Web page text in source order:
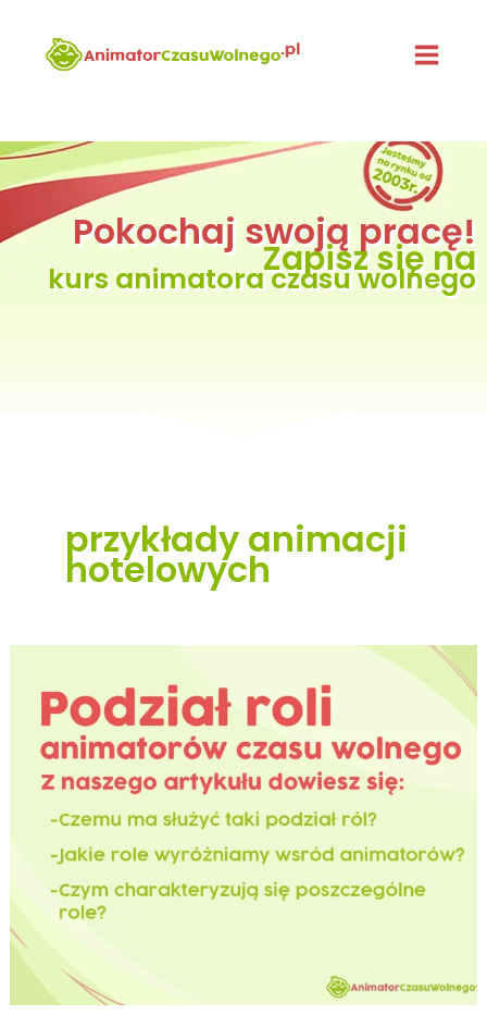
Pokochaj swoją pracę!
Zapisz się na
kurs animatora czasu wolnego
przykłady animacji
hotelowych